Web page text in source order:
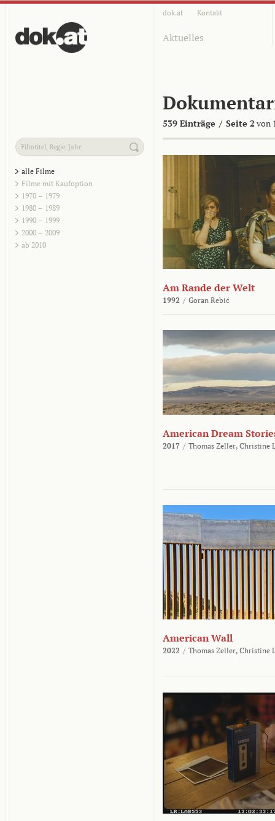
dok.at Kontakt
Aktuelles
539 Einträge / Seite 2 von
alle Filme
Filme mit Kaufoption
1970 – 1979
1980 – 1989
1990 – 1999
2000 – 2009
ab 2010
Am Rande der Welt
1992 / Goran Rebić
American Dream
2017 / Thomas Zeller, Christine
American Wall
2022 / Thomas Zeller, Christine